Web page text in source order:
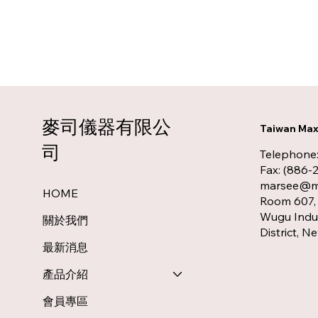
麥司儀器有限公
司
HOME
關於我們
最新消息
產品介紹
會員專區
Taiwan
Fax: (886-
Room
Wugu
District,